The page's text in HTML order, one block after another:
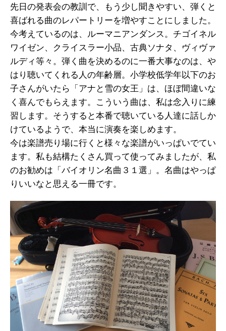
先日の発表会の教訓で、もう少し聞きやすい、弾くと
喜ばれる曲のレパートリーを増やすことにしました。
今考えているのは、ルーマニアンダンス。チゴイネル
ワイゼン、クライスラー小品、古典ソナタ、ヴィヴァ
ルディ等々。弾く曲を決めるのに一番大事なのは、や
はり聴いてくれる人の年齢層。小学校低学年以下のお
子さんがいたら「アナと雪の女王」は、ほぼ間違いな
く喜んでもらえます。こういう曲は、私は念入りに練
習します。そうすると本番で聴いている人達に話しか
けているようで、本当に演奏を楽しめます。
今は楽譜売り場に行くと様々な楽譜がいっぱいでてい
ます。私も結構たくさん買って使ってみましたが、私
のお勧めは「バイオリン名曲３１選」。名曲はやっぱ
りいいなと思える一冊です。